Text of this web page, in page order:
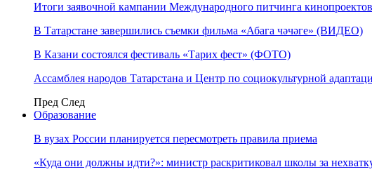
Итоги заявочной кампании Международного питчинга кинопроектов
В Татарстане завершились съемки фильма «Абага чәчәге» (ВИДЕО)
В Казани состоялся фестиваль «Тарих фест» (ФОТО)
Ассамблея народов Татарстана и Центр по социокультурной
Пред След
Образование
В вузах России планируется пересмотреть правила приема
«Куда они должны идти?»: министр раскритиковал школы за